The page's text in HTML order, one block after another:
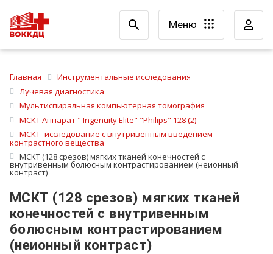
Меню
Главная
Инструментальные исследования
Лучевая диагностика
Мультиспиральная компьютерная томография
МСКТ Аппарат " Ingenuity Elite" "Philips" 128 (2)
МСКТ- исследование с внутривенным введением
контрастного вещества
МСКТ (128 срезов) мягких тканей конечностей с
внутривенным болюсным контрастированием (неионный
контраст)
МСКТ (128 срезов) мягких тканей
конечностей с внутривенным
болюсным контрастированием
(неионный контраст)